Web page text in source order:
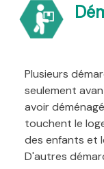
Plusieurs
seulement
avoir
touchent le
des enfants et
D'autres